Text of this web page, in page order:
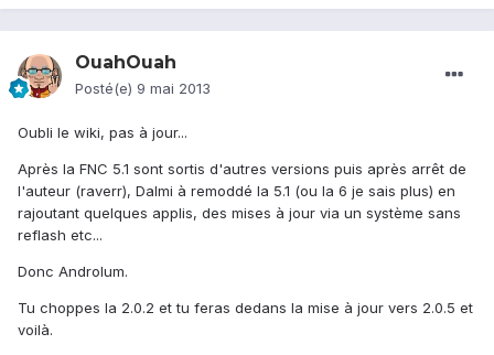
OuahOuah
Posté(e) 9 mai 2013
Oubli le wiki, pas à jour...
Après la FNC 5.1 sont sortis d'autres versions puis après arrêt de
l'auteur (raverr), Dalmi à remoddé la 5.1 (ou la 6 je sais plus) en
rajoutant quelques applis, des mises à jour via un système sans
reflash etc...
Donc AndroIum.
Tu choppes la 2.0.2 et tu feras dedans la mise à jour vers 2.0.5 et
voilà.